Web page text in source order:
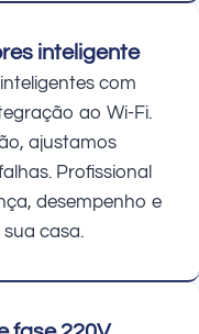
inteligente
com
ao Wi-Fi.
ajustamos
Profissional
desempenho e
casa.